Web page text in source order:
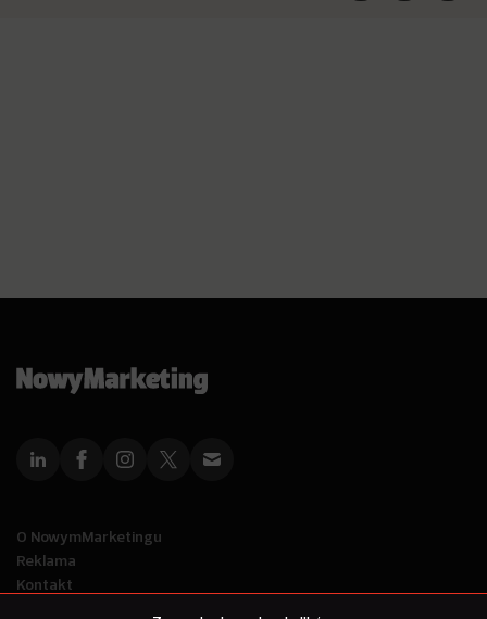
O NowymMarketingu
Reklama
Kontakt